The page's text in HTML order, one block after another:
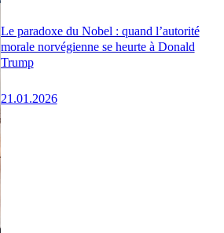
Le paradoxe du Nobel : quand l’autorité
morale norvégienne se heurte à Donald
Trump
21.01.2026